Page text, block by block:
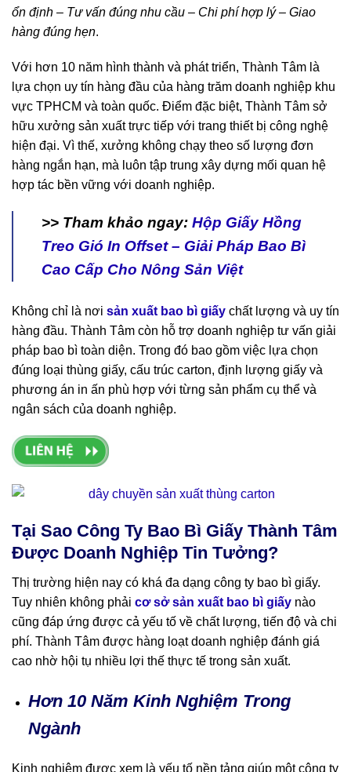
ổn định – Tư vấn đúng nhu cầu – Chi phí hợp lý – Giao
hàng đúng hẹn.
Với hơn 10 năm hình thành và phát triển, Thành Tâm là
lựa chọn uy tín hàng đầu của hàng trăm doanh nghiệp khu
vực TPHCM và toàn quốc. Điểm đặc biệt, Thành Tâm sở
hữu xưởng sản xuất trực tiếp với trang thiết bị công nghệ
hiện đại. Vì thế, xưởng không chạy theo số lượng đơn
hàng ngắn hạn, mà luôn tập trung xây dựng mối quan hệ
hợp tác bền vững với doanh nghiệp.
>> Tham khảo ngay: Hộp Giấy Hồng
Treo Gió In Offset – Giải Pháp Bao Bì
Cao Cấp Cho Nông Sản Việt
Không chỉ là nơi sản xuất bao bì giấy chất lượng và uy tín
hàng đầu. Thành Tâm còn hỗ trợ doanh nghiệp tư vấn giải
pháp bao bì toàn diện. Trong đó bao gồm việc lựa chọn
đúng loại thùng giấy, cấu trúc carton, định lượng giấy và
phương án in ấn phù hợp với từng sản phẩm cụ thể và
ngân sách của doanh nghiệp.
Tại Sao Công Ty Bao Bì Giấy Thành Tâm
Được Doanh Nghiệp Tin Tưởng?
Thị trường hiện nay có khá đa dạng công ty bao bì giấy.
Tuy nhiên không phải cơ sở sản xuất bao bì giấy nào
cũng đáp ứng được cả yếu tố về chất lượng, tiến độ và chi
phí. Thành Tâm được hàng loạt doanh nghiệp đánh giá
cao nhờ hội tụ nhiều lợi thế thực tế trong sản xuất.
Hơn 10 Năm Kinh Nghiệm Trong
Ngành
Kinh nghiệm được xem là yếu tố nền tảng giúp một công ty